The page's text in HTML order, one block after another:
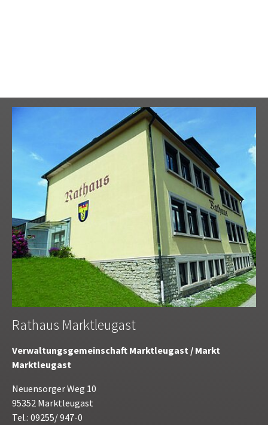
Rathaus Marktleugast
Verwaltungsgemeinschaft Marktleugast / Markt
Marktleugast
Neuensorger Weg 10
95352 Marktleugast
Tel.: 09255/ 947-0